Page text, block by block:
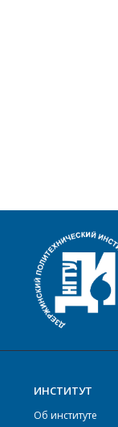
ИНСТИТУТ
Об институте